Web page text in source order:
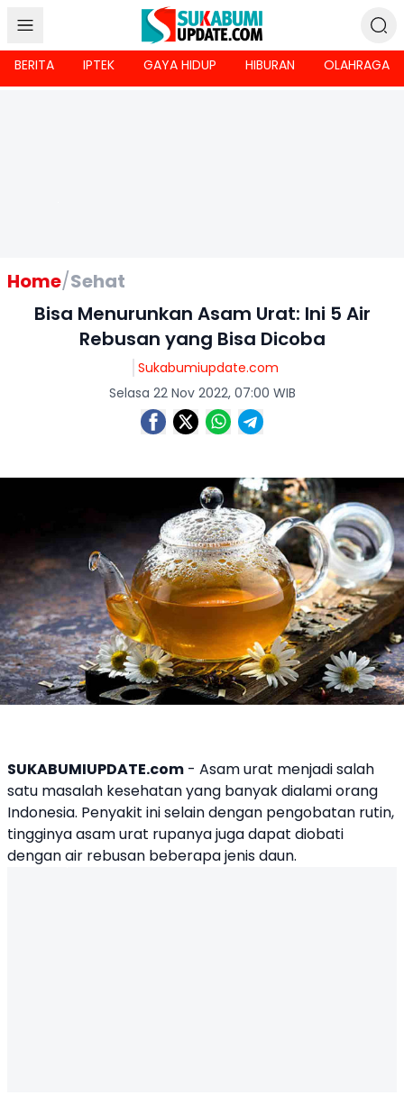
BERITA IPTEK GAYA HIDUP HIBURAN OLAHRAGA
Home/Sehat
Bisa Menurunkan Asam Urat: Ini 5 Air
Rebusan yang Bisa Dicoba
Sukabumiupdate.com
Selasa 22 Nov 2022, 07:00 WIB
SUKABUMIUPDATE.com - Asam urat menjadi salah
satu masalah kesehatan yang banyak dialami orang
Indonesia. Penyakit ini selain dengan pengobatan rutin,
tingginya asam urat rupanya juga dapat diobati
dengan air rebusan beberapa jenis daun.